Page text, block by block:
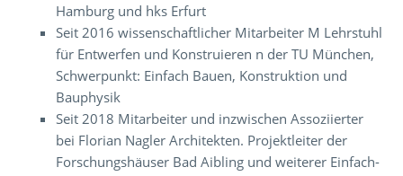
Hamburg und hks Erfurt
Seit 2016 wissenschaftlicher Mitarbeiter M Lehrstuhl
für Entwerfen und Konstruieren n der TU München,
Schwerpunkt: Einfach Bauen, Konstruktion und
Bauphysik
Seit 2018 Mitarbeiter und inzwischen Assoziierter
bei Florian Nagler Architekten. Projektleiter der
Forschungshäuser Bad Aibling und weiterer Einfach-